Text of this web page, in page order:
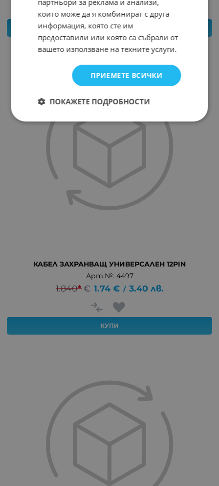
КУПИ
КАБЕЛ ЗАХРАНВАЩ УНИВЕРСАЛЕН 12PIN
Арт.№: 4497
1.840* € 1.74 € / 3.40 лв.
КУПИ
партньори за реклама и анализи,
които може да я комбинират с друга
информация, която сте им
предоставили или която са събрали от
вашето използване на техните услуги.
ПРИЕМЕТЕ ВСИЧКИ
ПОКАЖЕТЕ ПОДРОБНОСТИ